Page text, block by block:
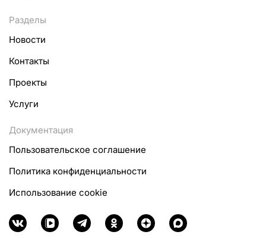
Разделы
Новости
Контакты
Проекты
Услуги
Документация
Пользовательское соглашение
Политика конфиденциальности
Использование cookie